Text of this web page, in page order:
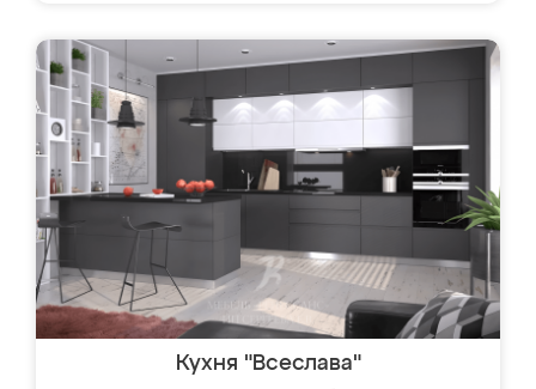
Кухня "Всеслава"